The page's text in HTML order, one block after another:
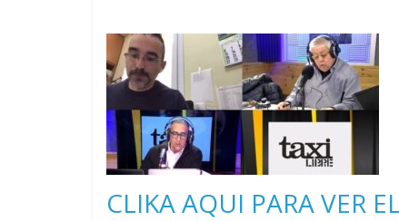
CLIKA AQUI PARA VER